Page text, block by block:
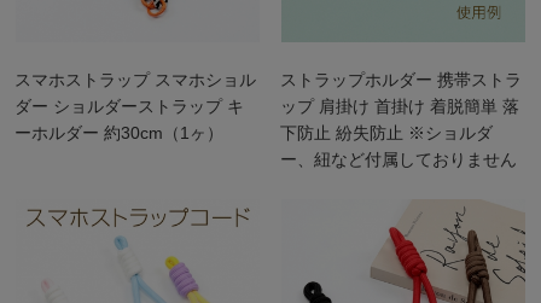
スマホストラップ スマホショル
ダー ショルダーストラップ キ
ーホルダー 約30cm（1ヶ）
ストラップホルダー 携帯ストラ
ップ 肩掛け 首掛け 着脱簡単 落
下防止 紛失防止 ※ショルダ
ー、紐など付属しておりません